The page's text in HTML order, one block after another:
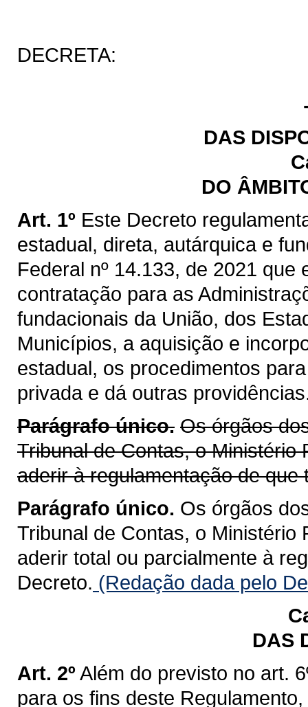
DECRETA:
DAS
DO
Art. 1º Este Decreto
estadual, direta, autárquica e
Federal nº 14.133, de 2021
contratação para as
fundacionais da União, dos
Municípios, a aquisição e
estadual, os procedimentos
privada e dá outras
Parágrafo único. Os órgãos
Tribunal de Contas, o Ministério
aderir à regulamentação de que
Parágrafo único. Os órgãos
Tribunal de Contas, o Ministério
aderir total ou parcialmente à
Decreto. (Redação dada pelo
DAS
Art. 2º Além do previsto no art.
para os fins deste